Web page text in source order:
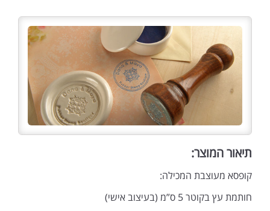
תיאור המוצר:
קופסא מעוצבת המכילה:
חותמת עץ בקוטר 5 ס”מ (בעיצוב אישי)